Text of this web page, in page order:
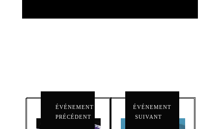
ÉVÉNEMENT
PRÉCÉDENT
ÉVÉNEMENT
SUIVANT